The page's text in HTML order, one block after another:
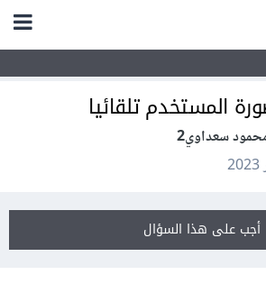
المستخدم تلقائيا
سعداوي2
أجب على هذا السؤال